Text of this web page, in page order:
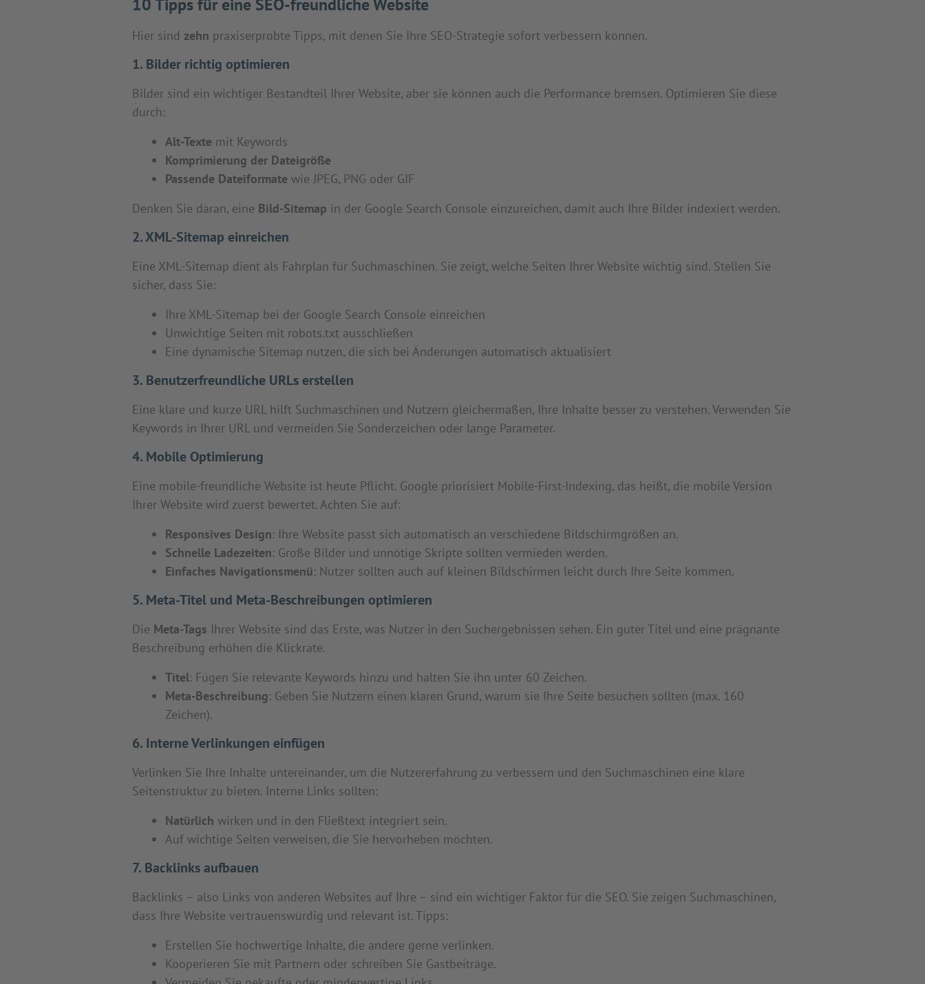
Hier sind zehn praxiserprobte Tipps, mit denen Sie Ihre SEO-Strategie sofort verbessern können.
1. Bilder richtig optimieren
Bilder sind ein wichtiger Bestandteil Ihrer Website, aber sie können auch die Performance bremsen. Optimieren Sie diese
durch:
Alt-Texte mit Keywords
Komprimierung der Dateigröße
Passende Dateiformate wie JPEG, PNG oder GIF
Denken Sie daran, eine Bild-Sitemap in der Google Search Console einzureichen, damit auch Ihre Bilder indexiert werden.
2. XML-Sitemap einreichen
Eine XML-Sitemap dient als Fahrplan für Suchmaschinen. Sie zeigt, welche Seiten Ihrer Website wichtig sind. Stellen Sie
sicher, dass Sie:
Ihre XML-Sitemap bei der Google Search Console einreichen
Unwichtige Seiten mit robots.txt ausschließen
Eine dynamische Sitemap nutzen, die sich bei Änderungen automatisch aktualisiert
3. Benutzerfreundliche URLs erstellen
Eine klare und kurze URL hilft Suchmaschinen und Nutzern gleichermaßen, Ihre Inhalte besser zu verstehen. Verwenden Sie
Keywords in Ihrer URL und vermeiden Sie Sonderzeichen oder lange Parameter.
4. Mobile Optimierung
Eine mobile-freundliche Website ist heute Pflicht. Google priorisiert Mobile-First-Indexing, das heißt, die mobile Version
Ihrer Website wird zuerst bewertet. Achten Sie auf:
Responsives Design: Ihre Website passt sich automatisch an verschiedene Bildschirmgrößen an.
Schnelle Ladezeiten: Große Bilder und unnötige Skripte sollten vermieden werden.
Einfaches Navigationsmenü: Nutzer sollten auch auf kleinen Bildschirmen leicht durch Ihre Seite kommen.
5. Meta-Titel und Meta-Beschreibungen optimieren
Die Meta-Tags Ihrer Website sind das Erste, was Nutzer in den Suchergebnissen sehen. Ein guter Titel und eine prägnante
Beschreibung erhöhen die Klickrate.
Titel: Fügen Sie relevante Keywords hinzu und halten Sie ihn unter 60 Zeichen.
Meta-Beschreibung: Geben Sie Nutzern einen klaren Grund, warum sie Ihre Seite besuchen sollten (max. 160
Zeichen).
6. Interne Verlinkungen einfügen
Verlinken Sie Ihre Inhalte untereinander, um die Nutzererfahrung zu verbessern und den Suchmaschinen eine klare
Seitenstruktur zu bieten. Interne Links sollten:
Natürlich wirken und in den Fließtext integriert sein.
Auf wichtige Seiten verweisen, die Sie hervorheben möchten.
7. Backlinks aufbauen
Backlinks – also Links von anderen Websites auf Ihre – sind ein wichtiger Faktor für die SEO. Sie zeigen Suchmaschinen,
dass Ihre Website vertrauenswürdig und relevant ist. Tipps:
Erstellen Sie hochwertige Inhalte, die andere gerne verlinken.
Kooperieren Sie mit Partnern oder schreiben Sie Gastbeiträge.